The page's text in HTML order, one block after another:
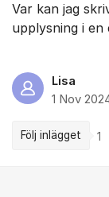
Var kan jag
upplysning i en
Lisa
1 Nov
Följ inlägget 1